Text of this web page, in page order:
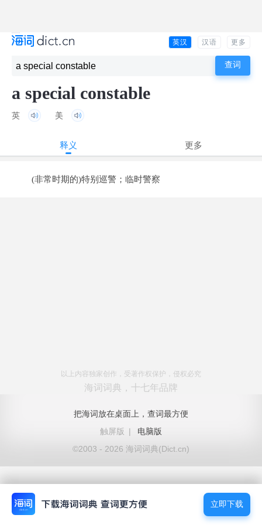
英汉 汉语 更多
a special constable
英 美
释义 更多
(非常时期的)特别巡警；临时警察
以上内容独家创作，受著作权保护，侵权必究
海词词典，十七年品牌
把海词放在桌面上，查词最方便
触屏版
|
电脑版
©2003 - 2026 海词词典(Dict.cn)
立即下载
立即下载